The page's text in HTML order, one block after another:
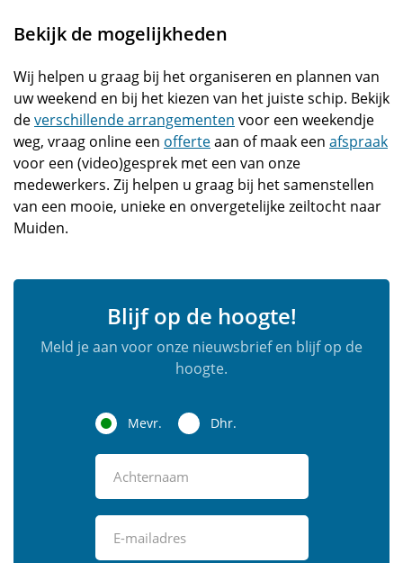
Bekijk de mogelijkheden
Wij helpen u graag bij het organiseren en plannen van
uw weekend en bij het kiezen van het juiste schip. Bekijk
deverschillende arrangementen voor een weekendje
weg, vraag online een offerteaan of maak een afspraak
voor een (video)gesprek met een van onze
medewerkers. Zij helpen u graag bij het samenstellen
van een mooie, unieke en onvergetelijke zeiltocht naar
Muiden.
Blijf op de hoogte!
Meld je aan voor onze nieuwsbrief en blijf op de
hoogte.
Mevr. Dhr.